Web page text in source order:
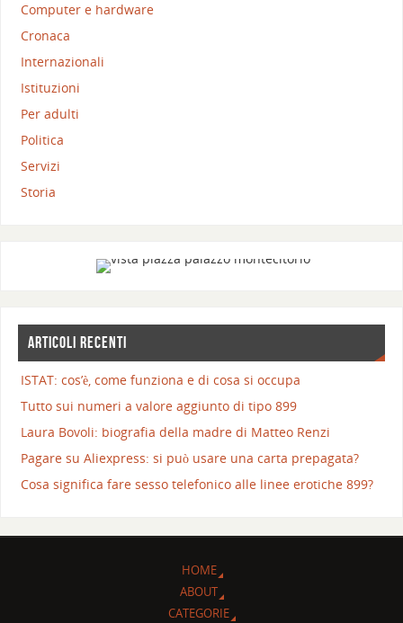
Computer e hardware
Cronaca
Internazionali
Istituzioni
Per adulti
Politica
Servizi
Storia
ARTICOLI RECENTI
ISTAT: cos’è, come funziona e di cosa si occupa
Tutto sui numeri a valore aggiunto di tipo 899
Laura Bovoli: biografia della madre di Matteo Renzi
Pagare su Aliexpress: si può usare una carta prepagata?
Cosa significa fare sesso telefonico alle linee erotiche 899?
HOME
ABOUT
CATEGORIE